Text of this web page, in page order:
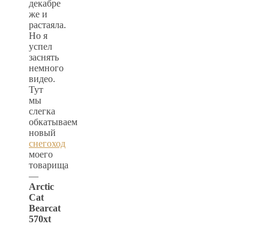
декабре
же и
растаяла.
Но я
успел
заснять
немного
видео.
Тут
мы
слегка
обкатываем
новый
снегоход
моего
товарища
—
Arctic
Cat
Bearcat
570xt